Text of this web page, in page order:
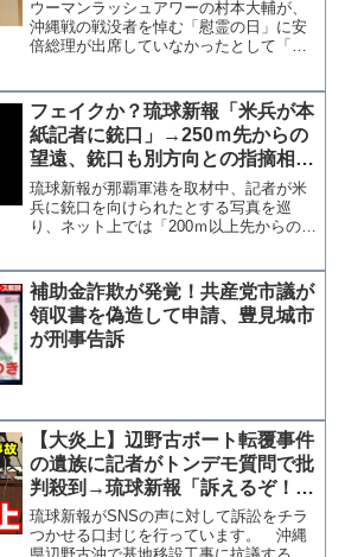
ウーマンラッシュアワーの村本大輔が、
沖縄戦の戦没者を悼む「慰霊の日」に安
倍総理が出席していなかったとして「同
ん沖縄は渡航自粛要請終わってるよ。い
まはいけるよ。忙しいのか...
フェイクか？琉球新報「米兵が本
紙記者に銃口」→250ｍ先からの
望遠、銃口も別方向との指摘相次
ぐ
琉球新報が那覇軍港を取材中、記者が米
兵に銃口を向けられたとする写真を巡
り、ネット上では「200ｍ以上先からの望
らの撮影であり「特定の者を狙っている
のではなく、通常の...
補助金詐欺が発覚！共産党市議が
領収書を偽造して申請、豊見城市
が刑事告訴
【大炎上】辺野古ボート転覆事件
の遺族に記者がトンデモ質問で批
判殺到→琉球新報「訴えるぞ！」
訴訟恫喝でさらに炎上【KSLチャ
ンネル】
琉球新報がSNSの声に対して訴訟をチラ
つかせる口封じを行っています。 沖縄